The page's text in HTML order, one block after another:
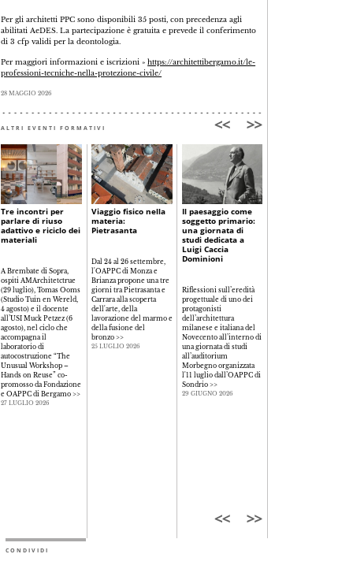
Per gli architetti PPC sono disponibili 35 posti, con precedenza agli
abilitati AeDES. La partecipazione è gratuita e prevede il conferimento
di 3 cfp validi per la deontologia.
Per maggiori informazioni e iscrizioni »https://architettibergamo.it/le-
professioni-tecniche-nella-protezione-civile/
28 MAGGIO 2026
ALTRI EVENTI FORMATIVI
Tre incontri per
parlare di riuso
adattivo e riciclo dei
materiali
A Brembate di Sopra,
ospiti AMArchitetctrue
(29 luglio), Tomas Ooms
(Studio Tuin en Wereld,
4 agosto) e il docente
all’USI Muck Petzez (6
agosto), nel ciclo che
accompagna il
laboratorio di
autocostruzione “The
Unusual Workshop –
Hands on Reuse” co-
promosso da Fondazione
e OAPPC di Bergamo >>
27 LUGLIO 2026
Viaggio fisico nella
materia:
Pietrasanta
Dal 24 al 26 settembre,
l'OAPPC di Monza e
Brianza propone una tre
giorni tra Pietrasanta e
Carrara alla scoperta
dell'arte, della
lavorazione del marmo e
della fusione del
bronzo>>
25 LUGLIO 2026
Il paesaggio come
soggetto primario:
una giornata di
studi dedicata a
Luigi Caccia
Dominioni
Riflessioni sull’eredità
progettuale di uno dei
protagonisti
dell’architettura
milanese e italiana del
Novecento all’interno di
una giornata di studi
all’auditorium
Morbegno organizzata
l'11 luglio dall’OAPPC di
Sondrio>>
29 GIUGNO 2026
CONDIVIDI